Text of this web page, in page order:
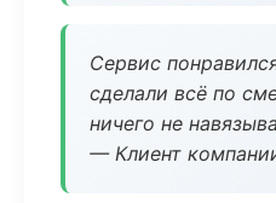
Сервис
сделали всё по
ничего не
— Клиент